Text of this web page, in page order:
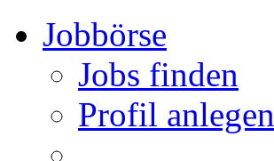
Jobbörse
Jobs finden
Profil anlegen